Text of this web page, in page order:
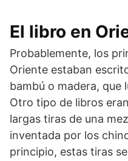
El libro en
Probablemente, los
Oriente estaban
bambú o madera, que
Otro tipo de libros
largas tiras de una
inventada por los
principio, estas tiras